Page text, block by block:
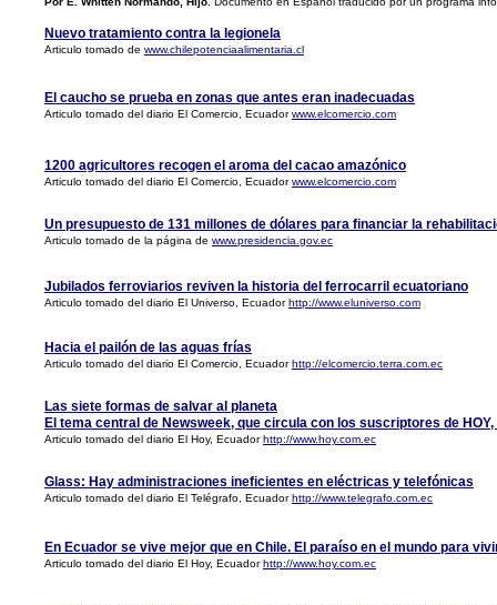
Jubilados ferroviarios reviven la historia del ferrocarril ecuatoriano
Articulo tomado del diario El Universo, Ecuadorhttp://www.eluniverso.com
Un presupuesto de 131 millones de dólares para financiar la
Articulo tomado de la página de www.presidencia.gov.ec
El caucho se prueba en zonas que antes eran inadecuadas
Articulo tomado del diario El Comercio, Ecuadorwww.elcomercio.com
1200 agricultores recogen el aroma del cacao amazónico
Articulo tomado del diario El Comercio, Ecuadorwww.elcomercio.com
Hacia el pailón de las aguas frías
Articulo tomado del diario El Comercio, Ecuadorhttp://elcomercio.terra.com.ec
En Ecuador se vive mejor que en Chile. El paraíso en el mundo para
Articulo tomado del diario El Hoy, Ecuadorhttp://www.hoy.com.ec
Glass: Hay administraciones ineficientes en eléctricas y telefónicas
Articulo tomado del diario El Telégrafo, Ecuadorhttp://www.telegrafo.com.ec
Nuevo tratamiento contra la legionela
Articulo tomado de www.chilepotenciaalimentaria.cl
Las siete formas de salvar al planeta
El tema central de Newsweek, que circula con los suscriptores de
Articulo tomado del diario El Hoy, Ecuadorhttp://www.hoy.com.ec